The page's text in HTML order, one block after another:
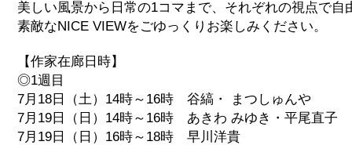
美しい風景から日常の1コマまで、それぞれの視点で自
素敵なNICE VIEWをごゆっくりお楽しみください。
【作家在廊日時】
◎1週目
7月18日（土）14時～16時 谷縞・ まつしゅんや
7月19日（日）14時～16時 あきわ みゆき・平尾直子
7月19日（日）16時～18時 早川洋貴